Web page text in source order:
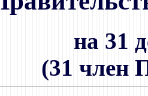
на 31
(31 член